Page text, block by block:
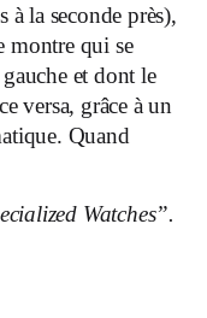
la seconde près),
montre qui se
et dont le
versa, grâce à un
Quand
Watches”.